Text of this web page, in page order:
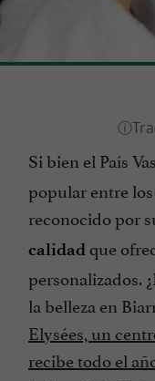
Si bien el País
popular entre
reconocido por
calidadque
personalizados.
la belleza en
Elysées, un
recibe todo el